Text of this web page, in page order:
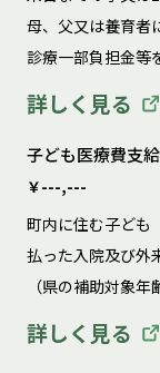
母、父又は養育者
診療一部負担金等
詳しく見る
子ども医療費支
￥---,---
町内に住む子ども
払った入院及び外
（県の補助対象
詳しく見る